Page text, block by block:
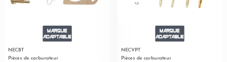
NECBT
Pièces de carburateur
NECVPT
Pièces de carburateur